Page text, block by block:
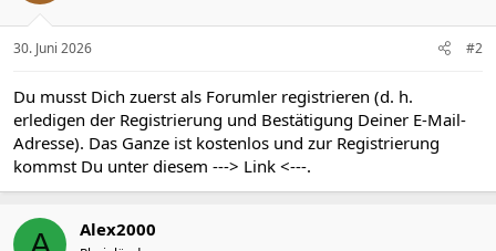
e
n
30. Juni 2026 #2
Du musst Dich zuerst als Forumler registrieren (d. h.
erledigen der Registrierung und Bestätigung Deiner E-Mail-
Adresse). Das Ganze ist kostenlos und zur Registrierung
kommst Du unter diesem ---> Link <---.
Alex2000